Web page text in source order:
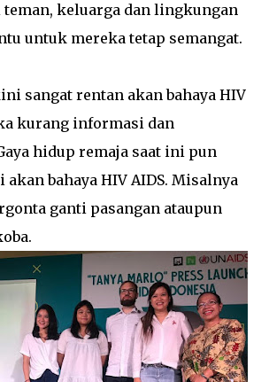
keluarga dan lingkungan
untuk mereka tetap semangat.
sangat rentan akan bahaya HIV
kurang informasi dan
hidup remaja saat ini pun
bahaya HIV AIDS. Misalnya
ganti pasangan ataupun